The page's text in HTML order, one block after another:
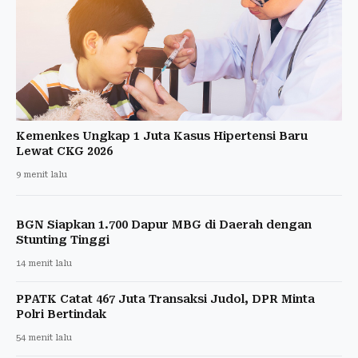
Kemenkes Ungkap 1 Juta Kasus Hipertensi Baru
Lewat CKG 2026
9 menit lalu
BGN Siapkan 1.700 Dapur MBG di Daerah dengan
Stunting Tinggi
14 menit lalu
PPATK Catat 467 Juta Transaksi Judol, DPR Minta
Polri Bertindak
54 menit lalu